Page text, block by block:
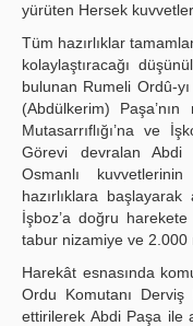
yürüten Hersek
Tüm hazırlıklar
kolaylaştıracağı
bulunan Rumeli Ordû-
(Abdülkerim)
Mutasarrıflığı’na ve
Görevi devralan Abdi
Osmanlı
hazırlıklara başlayarak
İşboz’a doğru
tabur nizamiye ve 2.000
Harekât esnasında
Ordu Komutanı Derviş
ettirilerek Abdi Paşa ile